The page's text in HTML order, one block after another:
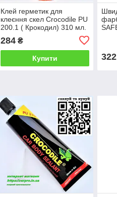
Клей герметик для
клеєння скел Crocodile PU
200.1 ( Крокодил) 310 мл.
284₴
Купити 322